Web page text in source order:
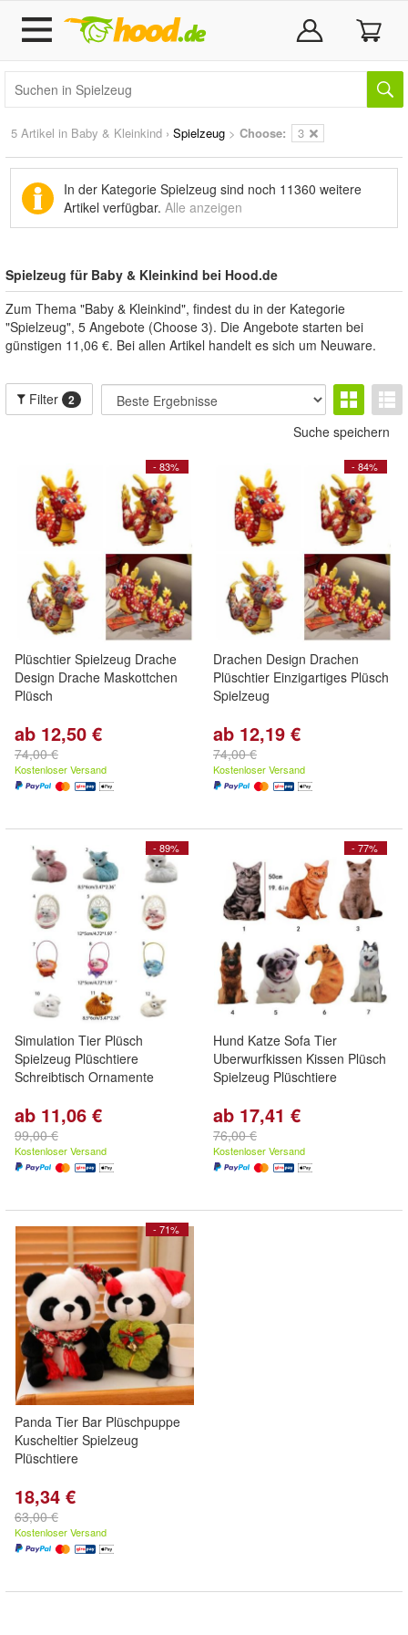
5 Artikel in Baby & Kleinkind › Spielzeug > Choose: 3
In der Kategorie Spielzeug sind noch 11360 weitere
Artikel verfügbar. Alle anzeigen
Spielzeug für Baby & Kleinkind bei Hood.de
Zum Thema "Baby & Kleinkind", findest du in der Kategorie
"Spielzeug", 5 Angebote (Choose 3). Die Angebote starten bei
günstigen 11,06 €. Bei allen Artikel handelt es sich um Neuware.
Filter 2
Suche speichern
- 83%
Plüschtier Spielzeug Drache
Design Drache Maskottchen
Plüsch
ab 12,50 €
74,00 €
Kostenloser Versand
- 84%
Drachen Design Drachen
Plüschtier Einzigartiges Plüsch
Spielzeug
ab 12,19 €
74,00 €
Kostenloser Versand
- 89%
Simulation Tier Plüsch
Spielzeug Plüschtiere
Schreibtisch Ornamente
ab 11,06 €
99,00 €
Kostenloser Versand
- 77%
Hund Katze Sofa Tier
Uberwurfkissen Kissen Plüsch
Spielzeug Plüschtiere
ab 17,41 €
76,00 €
Kostenloser Versand
- 71%
Panda Tier Bar Plüschpuppe
Kuscheltier Spielzeug
Plüschtiere
18,34 €
63,00 €
Kostenloser Versand